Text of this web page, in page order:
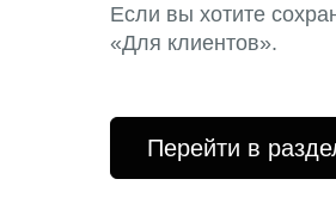
Если вы хотите
«Для клиентов».
Перейти в